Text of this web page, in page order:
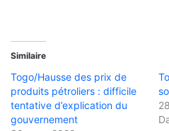
Similaire
Togo/Hausse des prix de
produits pétroliers : difficile
tentative d’explication du
gouvernement